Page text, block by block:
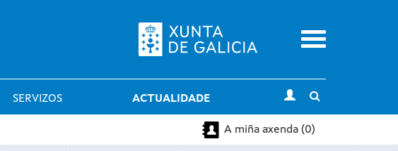
Menu
SERVIZOS ACTUALIDADE
search
A miña axenda (0)